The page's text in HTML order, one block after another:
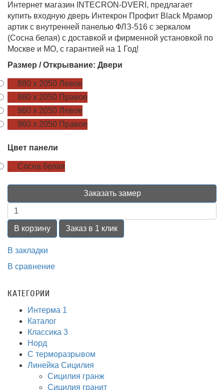
Интернет магазин INTECRON-DVERI, предлагает
купить входную дверь Интекрон Профит Black Мрамор
артик с внутренней панелью ФЛЗ-516 с зеркалом
(Сосна белая) с доставкой и фирменной установкой по
Москве и МО, с гарантией на 1 Год!
Размер / Открывание: Двери
880 х 2050 Левое
880 х 2050 Правое
960 х 2050 Левое
960 х 2050 Правое
Цвет панели
Сосна белая
Заказать замер
В корзину Заказ в 1 клик
В закладки
В сравнение
КАТЕГОРИИ
Интерма 1
Каталог
Классика 3
Норд
С терморазрывом
Линейка Сицилия
Сицилия гранж
Сицилия гранит